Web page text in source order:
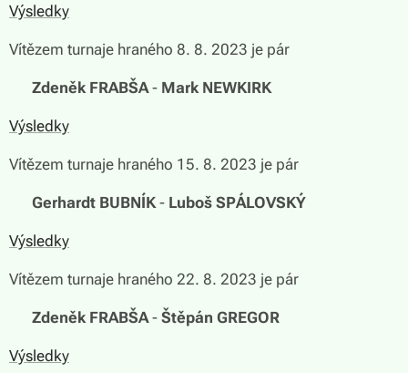
Výsledky
Vítězem turnaje hraného 8. 8. 2023 je pár
Zdeněk FRABŠA- Mark NEWKIRK
Výsledky
Vítězem turnaje hraného 15. 8. 2023 je pár
Gerhardt BUBNÍK- Luboš SPÁLOVSKÝ
Výsledky
Vítězem turnaje hraného 22. 8. 2023 je pár
Zdeněk FRABŠA- Štěpán GREGOR
Výsledky